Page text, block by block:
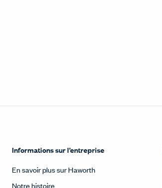
Informations sur l’entreprise
En savoir plus sur Haworth
Notre histoire